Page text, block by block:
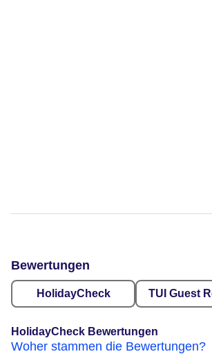
Bewertungen
HolidayCheck TUI Guest
HolidayCheck Bewertungen
Woher stammen die Bewertungen?